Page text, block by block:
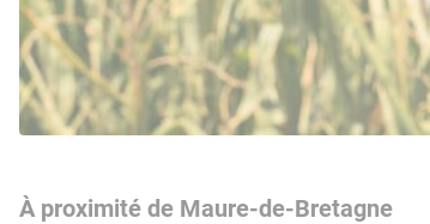
À proximité de Maure-de-Bretagne